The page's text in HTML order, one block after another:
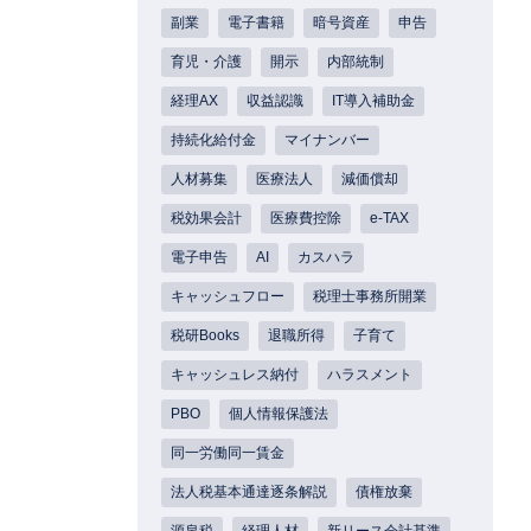
副業 電子書籍 暗号資産 申告
育児・介護 開示 内部統制
経理AX 収益認識 IT導入補助金
持続化給付金 マイナンバー
人材募集 医療法人 減価償却
税効果会計 医療費控除 e-TAX
電子申告 AI カスハラ
キャッシュフロー 税理士事務所開業
税研Books 退職所得 子育て
キャッシュレス納付 ハラスメント
PBO 個人情報保護法
同一労働同一賃金
法人税基本通達逐条解説 債権放棄